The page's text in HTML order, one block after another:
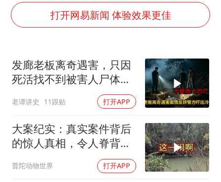
汕头市政府被约谈
南太行山失联女孩最后信号不在山林
总书记关心百姓身边这些民生大事
打开网易新闻 体验效果更佳
发廊老板离奇遇害，只因
死活找不到被害人尸体，
只能将嫌疑人全都释放
老谭讲史 11跟贴 打开APP
大案纪实：真实案件背后
的惊人真相，令人脊背发
普陀动物世界 打开APP